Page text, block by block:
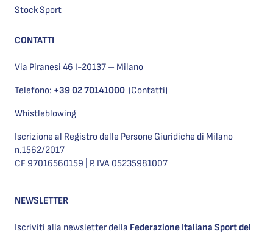
Stock Sport
CONTATTI
Via Piranesi 46 I-20137 – Milano
Telefono: +39 02 70141000 (Contatti)
Whistleblowing
Iscrizione al Registro delle Persone Giuridiche di Milano
n.1562/2017
CF 97016560159 | P. IVA 05235981007
NEWSLETTER
Iscriviti alla newsletter della Federazione Italiana Sport del